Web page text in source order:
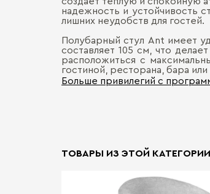
надежность и устойчивость
лишних неудобств для гостей.
Полубарный стул Ant имеет
составляет 105 см, что
расположиться с
гостиной, ресторана, бара или
Больше привилегий с
ТОВАРЫ ИЗ ЭТОЙ КАТЕГОРИИ